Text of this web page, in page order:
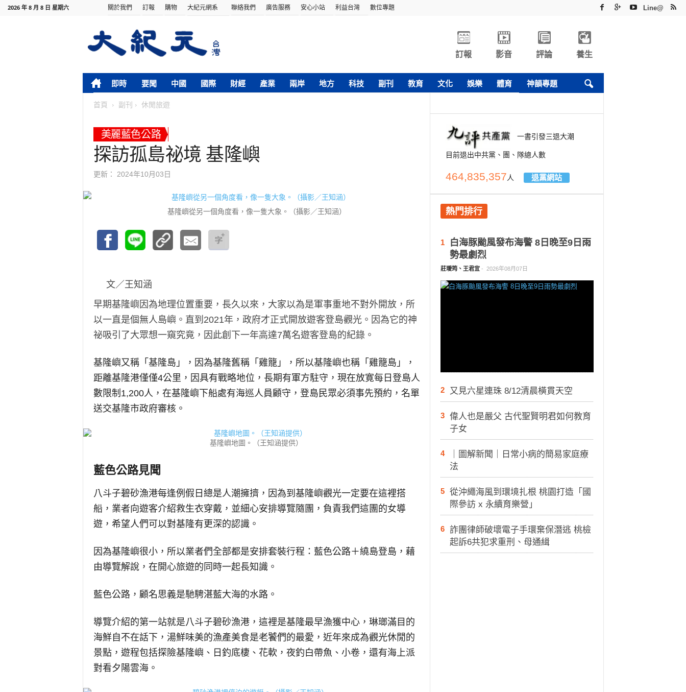
2026 年 8 月 8 日 星期六 關於我們 訂報 購物 大紀元網系 聯絡我們 廣告服務 安心小站 利益台灣 數位專題 Line@
訂報 影音 評論 養生
即時 要聞 中國 國際 財經 產業 兩岸 地方 科技 副刊 教育 文化 娛樂 體育 神韻專題
首頁 副刊 休閒旅遊
美麗藍色公路
探訪孤島祕境 基隆嶼
更新： 2024年10月03日
基隆嶼從另一個角度看，像一隻大象。（攝影／王知涵）
文／王知涵
早期基隆嶼因為地理位置重要，長久以來，大家以為是軍事重地不對外開放，所
以一直是個無人島嶼。直到2021年，政府才正式開放遊客登島觀光。因為它的神
祕吸引了大眾想一窺究竟，因此創下一年高達7萬名遊客登島的紀錄。
基隆嶼又稱「基隆島」，因為基隆舊稱「雞籠」，所以基隆嶼也稱「雞籠島」，
距離基隆港僅僅4公里，因具有戰略地位，長期有軍方駐守，現在放寛每日登島人
數限制1,200人，在基隆嶼下船處有海巡人員顧守，登島民眾必須事先預約，名單
送交基隆市政府審核。
基隆嶼地圖。（王知涵提供）
藍色公路見聞
八斗子碧砂漁港每逢例假日總是人潮擁擠，因為到基隆嶼觀光一定要在這裡搭
船，業者向遊客介紹救生衣穿戴，並細心安排導覽隨團，負責我們這團的女導
遊，希望人們可以對基隆有更深的認識。
因為基隆嶼很小，所以業者們全部都是安排套裝行程：藍色公路＋繞島登島，藉
由導覽解說，在開心旅遊的同時一起長知識。
藍色公路，顧名思義是馳騁湛藍大海的水路。
導覽介紹的第一站就是八斗子碧砂漁港，這裡是基隆最早漁獲中心，琳瑯滿目的
海鮮自不在話下，湯鮮味美的漁產美食是老饕們的最愛，近年來成為觀光休閒的
景點，遊程包括探險基隆嶼、日釣底棲、花軟，夜釣白帶魚、小卷，還有海上派
對看夕陽雲海。
一書引發三退大潮
目前退出中共黨、團、隊總人數
464,835,357人 退黨網站
熱門排行
1
白海豚颱風發布海警 8日晚至9日雨
勢最劇烈
莊璦筠、王君宜 - 2026年08月07日
2 又見六星連珠 8/12清晨橫貫天空
3
偉人也是嚴父 古代聖賢明君如何教育
子女
4
｜圖解新聞｜日常小病的簡易家庭療
法
5
從沖繩海風到環境扎根 桃園打造「國
際參訪 x 永續育樂營」
6
詐團律師破壞電子手環棄保潛逃 桃檢
起訴6共犯求重刑、母通緝